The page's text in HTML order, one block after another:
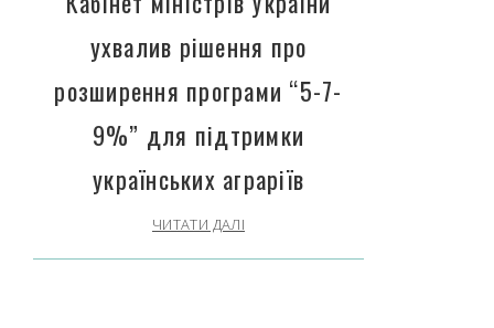
ухвалив рішення про
розширення програми “5-7-
9%” для підтримки
українських аграріїв
ЧИТАТИ ДАЛІ